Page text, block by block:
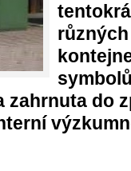
zahrnuta do